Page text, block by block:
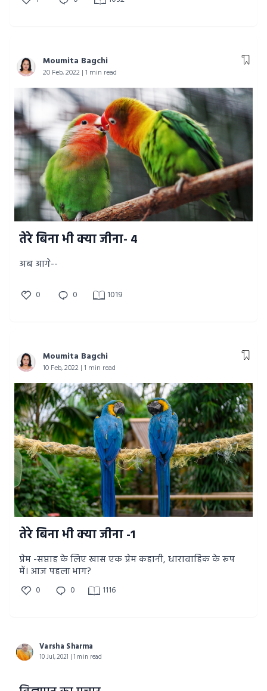
Moumita Bagchi
20 Feb, 2022 | 1 min read
तेरे बिना भी क्या जीना- 4
अब आगे--
0 0 1019
Moumita Bagchi
10 Feb, 2022 | 1 min read
तेरे बिना भी क्या जीना -1
प्रेम -सप्ताह के लिए खास एक प्रेम कहानी, धारावाहिक के रूप
में। आज पहला भाग?
0 0 1116
Varsha Sharma
10 Jul, 2021 | 1 min read